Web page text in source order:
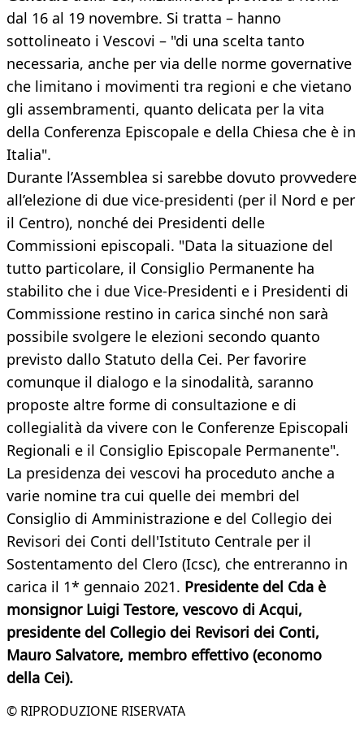
dal 16 al 19 novembre. Si tratta – hanno
sottolineato i Vescovi – "di una scelta tanto
necessaria, anche per via delle norme governative
che limitano i movimenti tra regioni e che vietano
gli assembramenti, quanto delicata per la vita
della Conferenza Episcopale e della Chiesa che è in
Italia".
Durante l’Assemblea si sarebbe dovuto provvedere
all’elezione di due vice-presidenti (per il Nord e per
il Centro), nonché dei Presidenti delle
Commissioni episcopali. "Data la situazione del
tutto particolare, il Consiglio Permanente ha
stabilito che i due Vice-Presidenti e i Presidenti di
Commissione restino in carica sinché non sarà
possibile svolgere le elezioni secondo quanto
previsto dallo Statuto della Cei. Per favorire
comunque il dialogo e la sinodalità, saranno
proposte altre forme di consultazione e di
collegialità da vivere con le Conferenze Episcopali
Regionali e il Consiglio Episcopale Permanente".
La presidenza dei vescovi ha proceduto anche a
varie nomine tra cui quelle dei membri del
Consiglio di Amministrazione e del Collegio dei
Revisori dei Conti dell'Istituto Centrale per il
Sostentamento del Clero (Icsc), che entreranno in
carica il 1* gennaio 2021. Presidente del Cda è
monsignor Luigi Testore, vescovo di Acqui,
presidente del Collegio dei Revisori dei Conti,
Mauro Salvatore, membro effettivo (economo
della Cei).
© RIPRODUZIONE RISERVATA